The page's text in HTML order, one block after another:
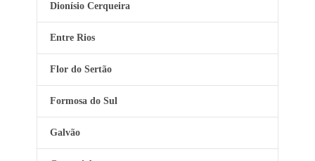
Dionísio Cerqueira
Entre Rios
Flor do Sertão
Formosa do Sul
Galvão